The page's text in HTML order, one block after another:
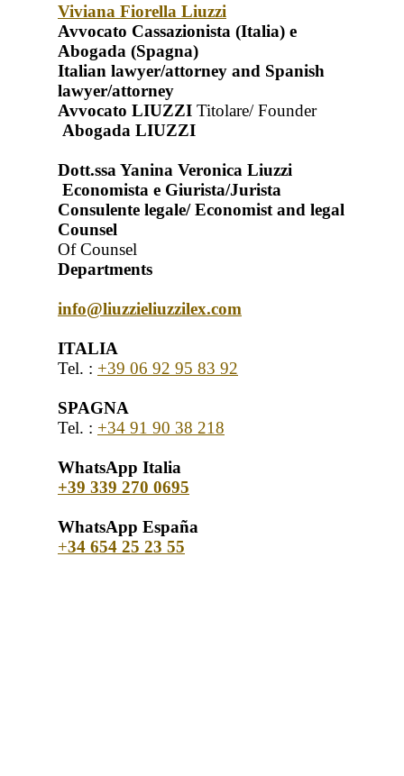
Viviana Fiorella Liuzzi
Avvocato Cassazionista (Italia) e
Abogada (Spagna)
Italian lawyer/attorney and Spanish
lawyer/attorney
Avvocato LIUZZI Titolare/ Founder
Abogada LIUZZI
Dott.ssa Yanina Veronica Liuzzi
Economista e Giurista/Jurista
Consulente legale/ Economist and legal
Counsel
Of Counsel
Departments
info@liuzzieliuzzilex.com
ITALIA
Tel. : +39 06 92 95 83 92
SPAGNA
Tel. : +34 91 90 38 218
WhatsApp Italia
+39 339 270 0695
WhatsApp España
+34 654 25 23 55